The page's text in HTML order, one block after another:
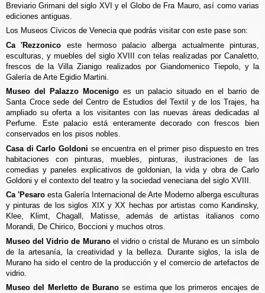
Breviario Grimani del siglo XVI y el Globo de Fra Mauro, así como varias
ediciones antiguas.
Los Museos Cívicos de Venecia que podrás visitar con este pase son:
Ca 'Rezzonico este hermoso palacio alberga actualmente pinturas,
esculturas, y muebles del siglo XVIII con telas realizadas por Canaletto,
frescos de la Villa Zianigo realizados por Giandomenico Tiepolo, y la
Galería de Arte Egidio Martini.
Museo del Palazzo Mocenigo es un palacio situado en el barrio de
Santa Croce sede del Centro de Estudios del Textil y de los Trajes, ha
ampliado su oferta a los visitantes con las nuevas áreas dedicadas al
Perfume. Este palacio está enteramente decorado con frescos bien
conservados en los pisos nobles.
Casa di Carlo Goldoni se encuentra en el primer piso dispuesto en tres
habitaciones con pinturas, muebles, pinturas, ilustraciones de las
comedias y paneles explicativos de goldonian, la vida y obra de Carlo
Goldoni y el contexto del teatro y la sociedad veneciana del siglo XVIII.
Ca 'Pesaro esta Galería Internacional de Arte Moderno alberga esculturas
y pinturas de los siglos XIX y XX hechas por artistas como Kandinsky,
Klee, Klimt, Chagall, Matisse, además de artistas italianos como
Morandi, De Chirico, Boccioni y muchos otros.
Museo del Vidrio de Muranoel vidrio o cristal de Murano es un símbolo
de la artesanía, la creatividad y la belleza. Durante siglos, la isla de
Murano ha sido el centro de la producción y el comercio de artefactos de
vidrio.
Museo del Merletto de Buranose estima que los primeros encajes de